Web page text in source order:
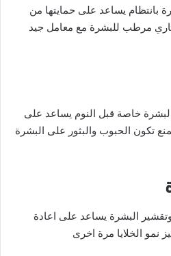
بانتظام يساعد على حمايتها من
مرطب للبشرة مع معامل جيد
خاصة قبل النوم يساعد على
تكون الحبوب والبثور على البشرة
وتقشير البشرة يساعد على اعادة
نمو الخلايا مرة اخرى